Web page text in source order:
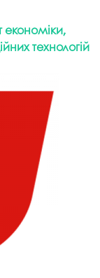
економіки,
технологій